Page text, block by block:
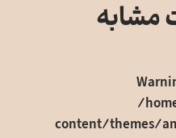
اشتراک
بگذارید
مشابه
/
content/themes/